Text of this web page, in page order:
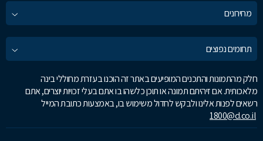
מחירונים
תחומים נפוצים
חלק מהתמונות והתכנים המופיעים באתר זה הוכנו בעזרת מחוללי בינה
מלאכותית. אם זיהיתם תמונה או תוכן כלשהו בו אתם בעלי זכויות יוצרים, אתם
רשאים לפנות אלינו ולבקש לחדול משימוש בו, באמצעות כתובת המייל
1800@d.co.il